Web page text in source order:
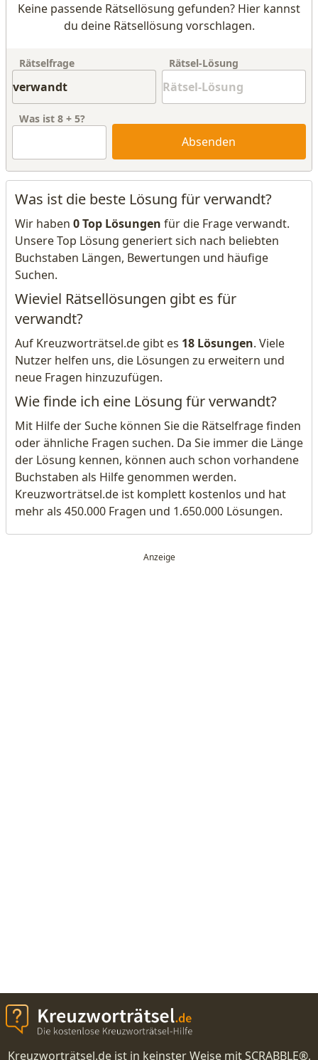
Keine passende Rätsellösung gefunden? Hier kannst
du deine Rätsellösung vorschlagen.
Rätselfrage Rätsel-Lösung
Was ist 8 + 5?
Absenden
Was ist die beste Lösung für verwandt?
Wir haben 0 Top Lösungen für die Frage verwandt.
Unsere Top Lösung generiert sich nach beliebten
Buchstaben Längen, Bewertungen und häufige
Suchen.
Wieviel Rätsellösungen gibt es für
verwandt?
Auf Kreuzworträtsel.de gibt es 18 Lösungen. Viele
Nutzer helfen uns, die Lösungen zu erweitern und
neue Fragen hinzuzufügen.
Wie finde ich eine Lösung für verwandt?
Mit Hilfe der Suche können Sie die Rätselfrage finden
oder ähnliche Fragen suchen. Da Sie immer die Länge
der Lösung kennen, können auch schon vorhandene
Buchstaben als Hilfe genommen werden.
Kreuzworträtsel.de ist komplett kostenlos und hat
mehr als 450.000 Fragen und 1.650.000 Lösungen.
Kreuzworträtsel.de ist in keinster Weise mit SCRABBLE®,